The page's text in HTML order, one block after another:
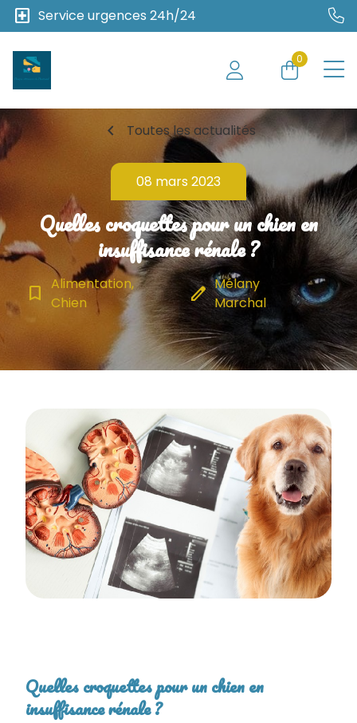
local_hospital Service urgences 24h/24
0
chevron_left Toutes les actualités
08 mars 2023
Quelles croquettes pour un chien en
insuffisance rénale ?
bookmark_border Alimentation,
Chien
edit Mélany
Marchal
Quelles croquettes pour un chien en
insuffisance rénale ?